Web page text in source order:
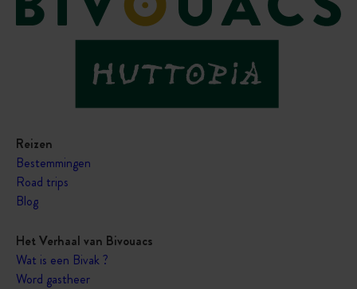
Reizen
Bestemmingen
Road trips
Blog
Het Verhaal van Bivouacs
Wat is een Bivak ?
Word gastheer